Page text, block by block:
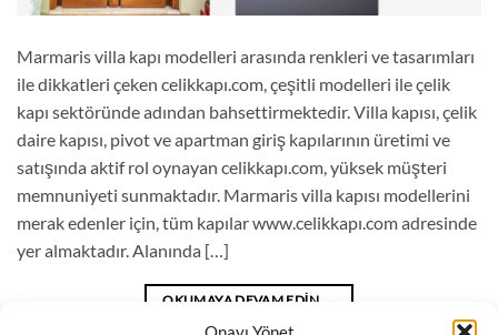
Marmaris villa kapı modelleri arasında renkleri ve tasarımları
ile dikkatleri çeken celikkapı.com, çeşitli modelleri ile çelik
kapı sektöründe adından bahsettirmektedir. Villa kapısı, çelik
daire kapısı, pivot ve apartman giriş kapılarının üretimi ve
satışında aktif rol oynayan celikkapı.com, yüksek müşteri
memnuniyeti sunmaktadır. Marmaris villa kapısı modellerini
merak edenler için, tüm kapılar www.celikkapı.com adresinde
yer almaktadır. Alanında […]
OKUMAYA DEVAM EDIN